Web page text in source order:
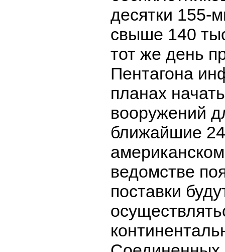
десятки 155-
свыше 140
тот же день
Пентагона
планах
вооружений
ближайшие
ведомстве
поставки